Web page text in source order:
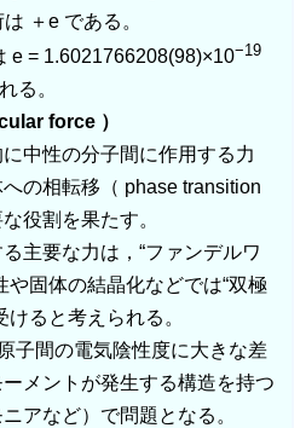
＋e である。
= 1.6021766208(98)×10−19
る。
force ）
中性の分子間に作用する力
の相転移（ phase transition
役割を果たす。
主要な力は，“ファンデルワ
や固体の結晶化などでは“双極
ると考えられる。
子間の電気陰性度に大きな差
メントが発生する構造を持つ
アなど）で問題となる。